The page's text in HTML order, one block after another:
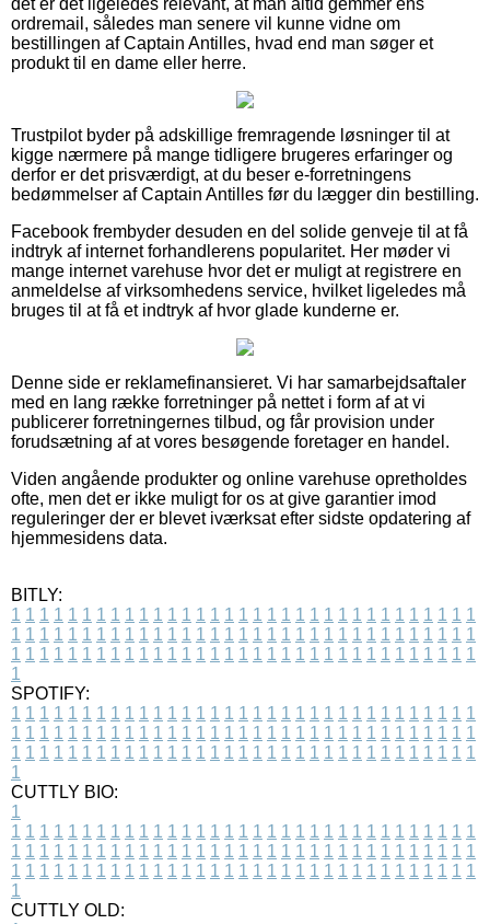
ordremail, således man senere vil kunne vidne om
bestillingen af Captain Antilles, hvad end man søger et
produkt til en dame eller herre.
Trustpilot byder på adskillige fremragende løsninger til at
kigge nærmere på mange tidligere brugeres erfaringer og
derfor er det prisværdigt, at du beser e-forretningens
bedømmelser af Captain Antilles før du lægger din bestilling.
Facebook frembyder desuden en del solide genveje til at få
indtryk af internet forhandlerens popularitet. Her møder vi
mange internet varehuse hvor det er muligt at registrere en
anmeldelse af virksomhedens service, hvilket ligeledes må
bruges til at få et indtryk af hvor glade kunderne er.
Denne side er reklamefinansieret. Vi har samarbejdsaftaler
med en lang række forretninger på nettet i form af at vi
publicerer forretningernes tilbud, og får provision under
forudsætning af at vores besøgende foretager en handel.
Viden angående produkter og online varehuse opretholdes
ofte, men det er ikke muligt for os at give garantier imod
reguleringer der er blevet iværksat efter sidste opdatering af
hjemmesidens data.
BITLY:
1 1 1 1 1 1 1 1 1 1 1 1 1 1 1 1 1 1 1 1 1 1 1 1 1 1 1 1 1 1 1 1 1
1 1 1 1 1 1 1 1 1 1 1 1 1 1 1 1 1 1 1 1 1 1 1 1 1 1 1 1 1 1 1 1 1
1 1 1 1 1 1 1 1 1 1 1 1 1 1 1 1 1 1 1 1 1 1 1 1 1 1 1 1 1 1 1 1 1
1
SPOTIFY:
1 1 1 1 1 1 1 1 1 1 1 1 1 1 1 1 1 1 1 1 1 1 1 1 1 1 1 1 1 1 1 1 1
1 1 1 1 1 1 1 1 1 1 1 1 1 1 1 1 1 1 1 1 1 1 1 1 1 1 1 1 1 1 1 1 1
1 1 1 1 1 1 1 1 1 1 1 1 1 1 1 1 1 1 1 1 1 1 1 1 1 1 1 1 1 1 1 1 1
1
CUTTLY BIO:
1
1 1 1 1 1 1 1 1 1 1 1 1 1 1 1 1 1 1 1 1 1 1 1 1 1 1 1 1 1 1 1 1 1
1 1 1 1 1 1 1 1 1 1 1 1 1 1 1 1 1 1 1 1 1 1 1 1 1 1 1 1 1 1 1 1 1
1 1 1 1 1 1 1 1 1 1 1 1 1 1 1 1 1 1 1 1 1 1 1 1 1 1 1 1 1 1 1 1 1
1
CUTTLY OLD: